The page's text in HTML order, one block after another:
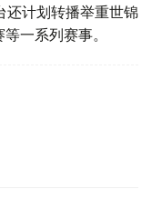
计划转播举重世锦
一系列赛事。